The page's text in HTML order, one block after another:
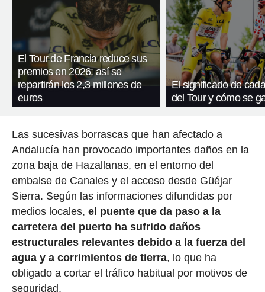
El Tour de Francia reduce sus
premios en 2026: así se
repartirán los 2,3 millones de
euros
El significado de
del Tour y cómo se
Las sucesivas borrascas que han afectado a
Andalucía han provocado importantes daños en la
zona baja de Hazallanas, en el entorno del
embalse de Canales y el acceso desde Güéjar
Sierra. Según las informaciones difundidas por
medios locales, el puente que da paso a la
carretera del puerto ha sufrido daños
estructurales relevantes debido a la fuerza del
agua y a corrimientos de tierra, lo que ha
obligado a cortar el tráfico habitual por motivos de
seguridad.